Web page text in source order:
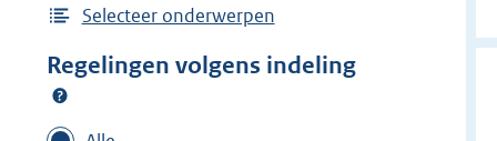
e
f
Selecteer onderwerpen
Regelingen volgens indeling